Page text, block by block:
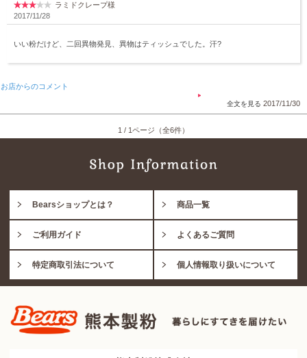
ラミドクレープ様
2017/11/28
いい粉だけど、二回異物発見、異物はティッシュでした。汗?
お店からのコメント
2017/11/30
1 / 1ページ（全6件）
Bearsショップとは？ 商品一覧
ご利用ガイド よくあるご質問
特定商取引法について 個人情報取り扱いについて